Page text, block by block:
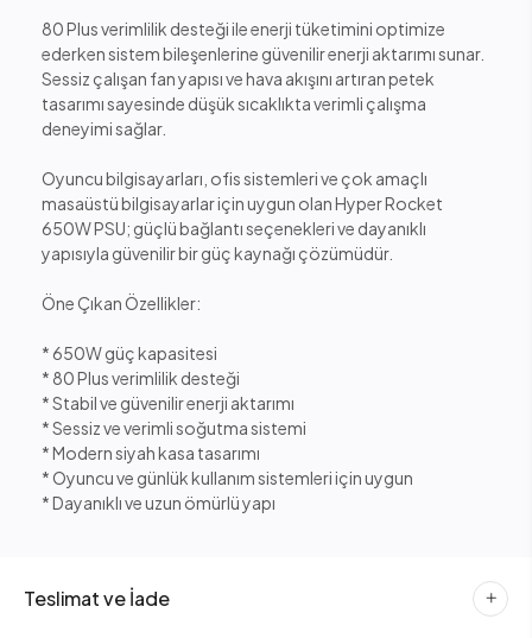
80 Plus verimlilik desteği ile enerji tüketimini optimize
ederken sistem bileşenlerine güvenilir enerji aktarımı sunar.
Sessiz çalışan fan yapısı ve hava akışını artıran petek
tasarımı sayesinde düşük sıcaklıkta verimli çalışma
deneyimi sağlar.
Oyuncu bilgisayarları, ofis sistemleri ve çok amaçlı
masaüstü bilgisayarlar için uygun olan Hyper Rocket
650W PSU; güçlü bağlantı seçenekleri ve dayanıklı
yapısıyla güvenilir bir güç kaynağı çözümüdür.
Öne Çıkan Özellikler:
* 650W güç kapasitesi
* 80 Plus verimlilik desteği
* Stabil ve güvenilir enerji aktarımı
* Sessiz ve verimli soğutma sistemi
* Modern siyah kasa tasarımı
* Oyuncu ve günlük kullanım sistemleri için uygun
* Dayanıklı ve uzun ömürlü yapı
Teslimat ve İade